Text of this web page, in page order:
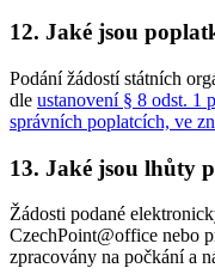
12. Jaké jsou
Podání žádostí státních
dle ustanovení § 8 odst. 1
správních poplatcích, ve
13. Jaké jsou lhůty
Žádosti podané
CzechPoint@office nebo
zpracovány na počkání a